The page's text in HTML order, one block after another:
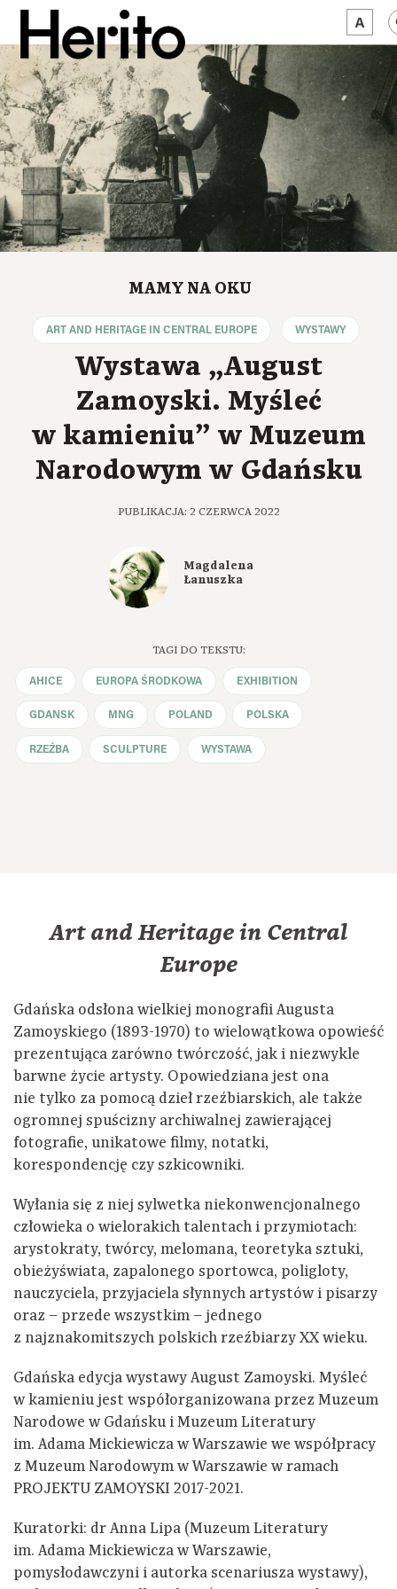
MAGAZYN
MAMY NA OKU
O NAS
JĘZYK: PL
MAMY NA OKU
ART AND HERITAGE IN CENTRAL EUROPE WYSTAWY
Wystawa „August
Zamoyski. Myśleć
w kamieniu” w Muzeum
Narodowym w Gdańsku
PUBLIKACJA: 2 CZERWCA 2022
Magdalena
Łanuszka
TAGI DO TEKSTU:
AHICE EUROPA ŚRODKOWA EXHIBITION
GDANSK MNG POLAND POLSKA
RZEŹBA SCULPTURE WYSTAWA
Art and Heritage in Central
Europe
Gdańska odsłona wielkiej monografii Augusta
Zamoyskiego (1893-1970) to wielowątkowa opowieść
prezentująca zarówno twórczość, jak i niezwykle
barwne życie artysty. Opowiedziana jest ona
nie tylko za pomocą dzieł rzeźbiarskich, ale także
ogromnej spuścizny archiwalnej zawierającej
fotografie, unikatowe filmy, notatki,
korespondencję czy szkicowniki.
Wyłania się z niej sylwetka niekonwencjonalnego
człowieka o wielorakich talentach i przymiotach:
arystokraty, twórcy, melomana, teoretyka sztuki,
obieżyświata, zapalonego sportowca, poligloty,
nauczyciela, przyjaciela słynnych artystów i pisarzy
oraz – przede wszystkim – jednego
z najznakomitszych polskich rzeźbiarzy XX wieku.
Gdańska edycja wystawy August Zamoyski. Myśleć
w kamieniu jest współorganizowana przez Muzeum
Narodowe w Gdańsku i Muzeum Literatury
im. Adama Mickiewicza w Warszawie we współpracy
z Muzeum Narodowym w Warszawie w ramach
PROJEKTU ZAMOYSKI 2017-2021.
Kuratorki: dr Anna Lipa (Muzeum Literatury
im. Adama Mickiewicza w Warszawie,
pomysłodawczyni i autorka scenariusza wystawy),